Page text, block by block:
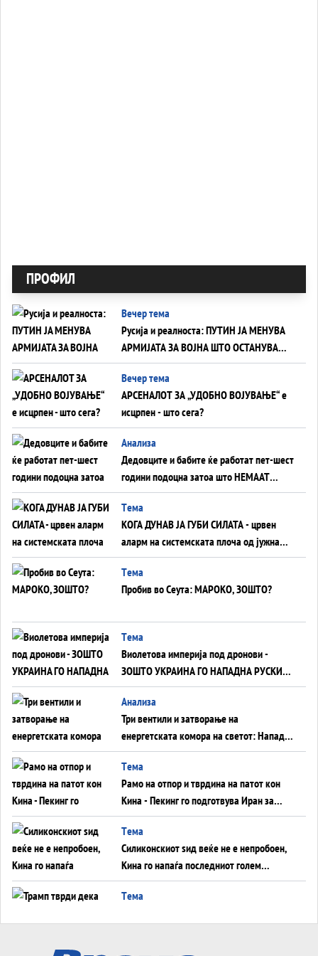
ПРОФИЛ
Вечер тема
Русија и реалноста: ПУТИН ЈА МЕНУВА
АРМИЈАТА ЗА ВОЈНА ШТО ОСТАНУВА
БЕЗ ФРОНТ
Вечер тема
АРСЕНАЛОТ ЗА „УДОБНО ВОЈУВАЊЕ“ е
исцрпен - што сега?
Анализа
Дедовците и бабите ќе работат пет-шест
години подоцна затоа што НЕМААТ
ВНУЦИ ДА ГИ ЗАМЕНАТ
Tема
КОГА ДУНАВ ЈА ГУБИ СИЛАТА - црвен
аларм на системската плоча од јужна
Германија до Црното Море...
Tема
Пробив во Сеута: МАРОКО, ЗОШТО?
Tема
Виолетова империја под дронови -
ЗОШТО УКРАИНА ГО НАПАДНА РУСКИОТ
WILDBERRIES
Aнализа
Три вентили и затворање на
енергетската комора на светот: Нападот
во Суец најавува глобален енергетски
инфаркт?
Tема
Рамо на отпор и тврдина на патот кон
Кина - Пекинг го подготвува Иран за
американска копнена инвазија
Tема
Силиконскиот ѕид веќе не е непробоен,
Кина го напаѓа последниот голем
монопол на Западот?
Tема